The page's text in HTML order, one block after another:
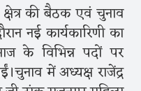
की बैठक एवं चुनाव
नई कार्यकारिणी का
के विभिन्न पदों पर
में अध्यक्ष राजेंद्र